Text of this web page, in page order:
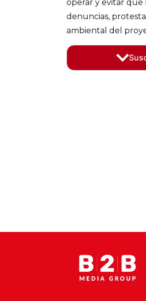
operar y evitar
denuncias,
ambiental del